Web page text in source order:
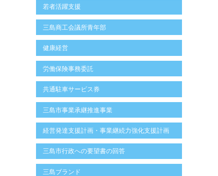
若者活躍支援
三島商工会議所青年部
健康経営
労働保険事務委託
共通駐車サービス券
三島市事業承継推進事業
経営発達支援計画・事業継続力強化支援計画
三島市行政への要望書の回答
三島ブランド